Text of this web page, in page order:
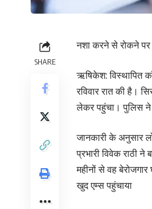
SHARE
नशा करने से रोकने पर
ऋषिकेश: विस्थापित
रविवार रात की है।
लेकर पहुंचा। पुलिस ने
जानकारी के अनुसार
प्रभारी विवेक राठी
महीनों से वह
खुद एम्स पहुंचाया